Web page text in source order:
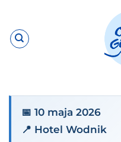
zawartości
📅 10 maja 2026
📍 Hotel Wodnik